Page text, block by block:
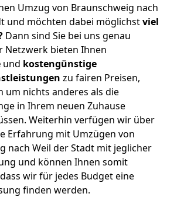
Umzug von Braunschweig nach
und möchten dabei möglichstviel
Dann sind Sie bei uns genau
Netzwerk bieten Ihnen
und kostengünstige
zu fairen Preisen,
um nichts anderes als die
in Ihrem neuen Zuhause
Weiterhin verfügen wir über
Erfahrung mit Umzügen von
nach Weil der Stadt mit jeglicher
und können Ihnen somit
wir für jedes Budget eine
finden werden.